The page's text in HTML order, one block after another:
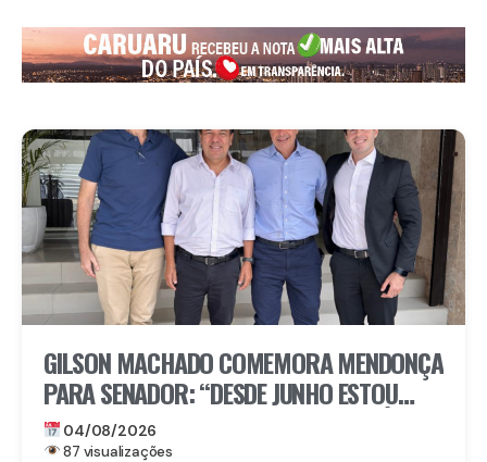
GILSON MACHADO COMEMORA MENDONÇA
PARA SENADOR: “DESDE JUNHO ESTOU
NESSA ARTICULAÇÃO ENTRE ELE E FLÁVIO
04/08/2026
87 visualizações